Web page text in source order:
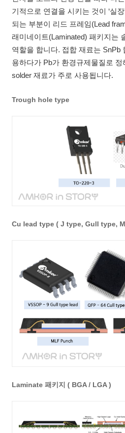
기적으로 연결을 시키는 것이 ‘실
되는 부분이 리드 프레임(Lead
래미네이트(Laminated) 패키지는
역할을 합니다. 접합 재료는 SnPb
용하다가 Pb가 환경규제물질로
solder 재료가 주로 사용됩니다.
Trough hole type
Cu lead type ( J type, Gull type,
Laminate 패키지 ( BGA / LGA )